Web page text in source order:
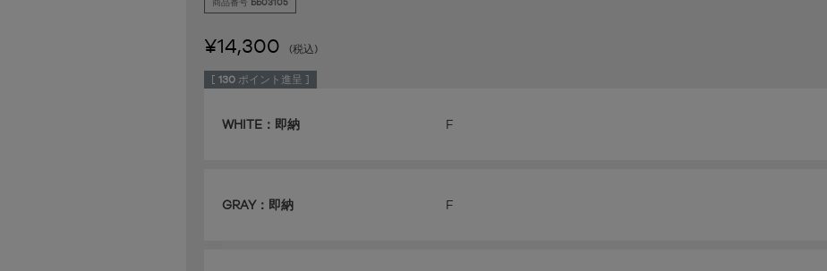
商品番号 bb03105
¥14,300 税込
[ 130 ポイント進呈 ]
WHITE：即納 F
GRAY：即納 F